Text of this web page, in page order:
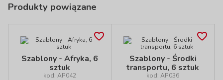
Produkty powiązane
Szablony - Afryka, 6
sztuk
kod: AP042
Szablony - Środki
transportu, 6 sztuk
kod: AP036